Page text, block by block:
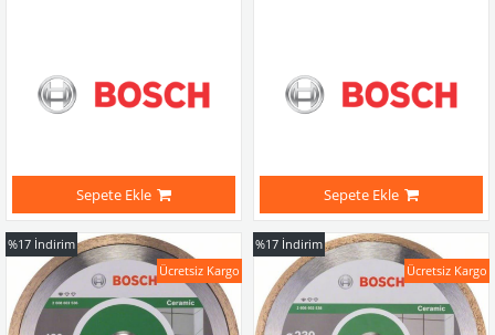
Sepete Ekle Sepete Ekle
%17 İndirim
Ücretsiz Kargo
%17 İndirim
Ücretsiz Kargo